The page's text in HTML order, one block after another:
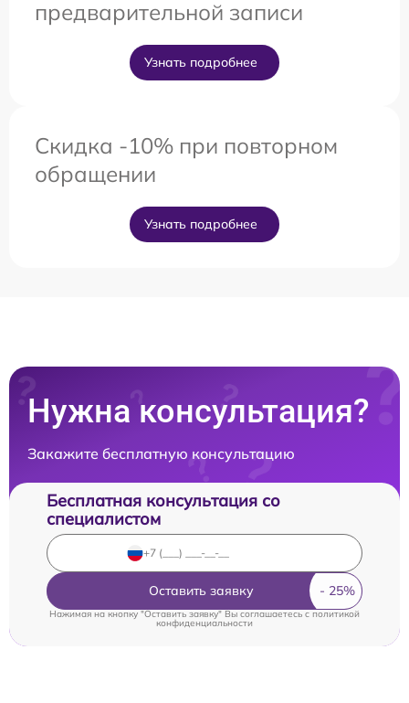
предварительной записи
Узнать подробнее
Скидка -10% при повторном
обращении
Узнать подробнее
Нужна консультация?
Закажите бесплатную консультацию
Бесплатная консультация со
специалистом
Оставить заявку
Нажимая на кнопку "Оставить заявку" Вы соглашаетесь cполитикой
конфиденциальности